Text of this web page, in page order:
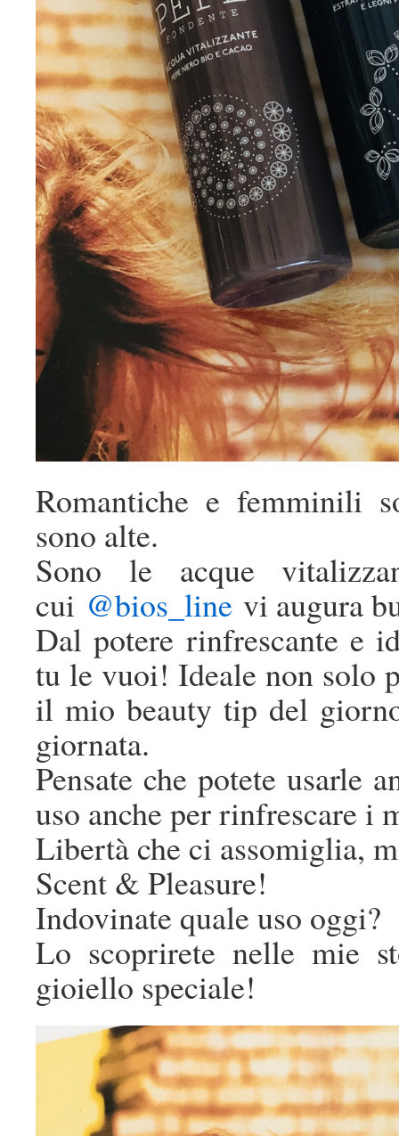
Romantiche e femminili
sono alte.
Sono le acque
cui @bios_line vi augura
Dal potere rinfrescante e
tu le vuoi! Ideale non solo
il mio beauty tip del
giornata.
Pensate che potete usarle
uso anche per rinfrescare i
Libertà che ci assomiglia,
Scent & Pleasure!
Indovinate quale uso oggi?
Lo scoprirete nelle mie
gioiello speciale!